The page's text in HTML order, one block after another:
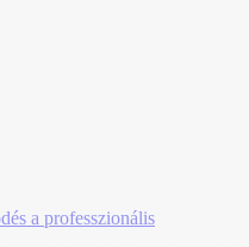
a professzionális